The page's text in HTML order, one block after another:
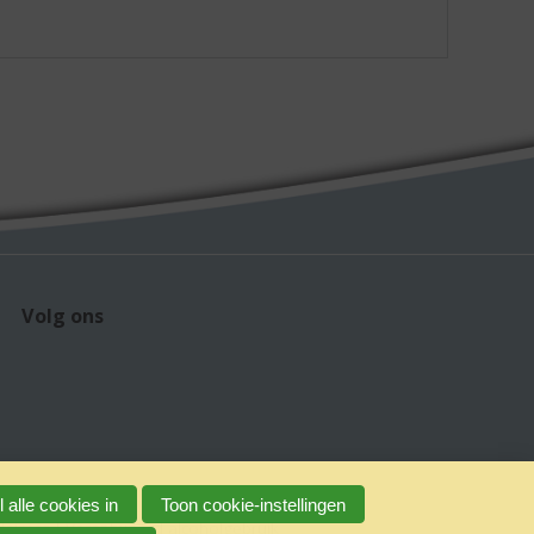
Volg ons
Verantwoord alcoholgebruik
alle cookies in Toon cookie-instellingen